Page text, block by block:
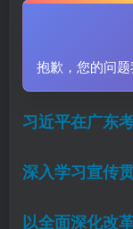
抱歉，您的问题
习近平在广东
深入学习宣传
以全面深化改